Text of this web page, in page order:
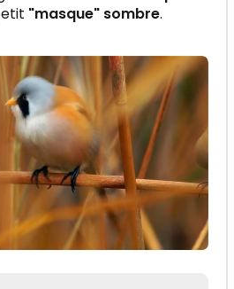
"masque" sombre.